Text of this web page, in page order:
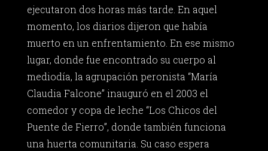
ejecutaron dos horas más tarde. En aquel
momento, los diarios dijeron que había
muerto en un enfrentamiento. En ese mismo
lugar, donde fue encontrado su cuerpo al
mediodía, la agrupación peronista “María
Claudia Falcone” inauguró en el 2003 el
comedor y copa de leche “Los Chicos del
Puente de Fierro”, donde también funciona
una huerta comunitaria. Su caso espera